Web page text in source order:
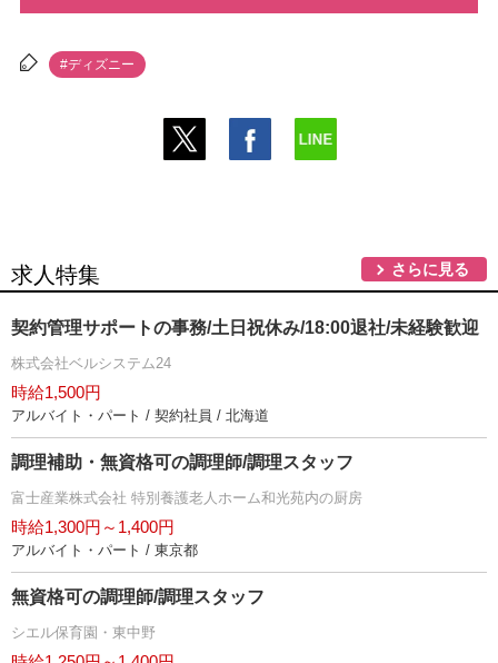
#ディズニー
求人特集 さらに見る
契約管理サポートの事務/土日祝休み/18:00退社/未経験歓迎
株式会社ベルシステム24
時給1,500円
アルバイト・パート / 契約社員 / 北海道
調理補助・無資格可の調理師/調理スタッフ
富士産業株式会社 特別養護老人ホーム和光苑内の厨房
時給1,300円～1,400円
アルバイト・パート / 東京都
無資格可の調理師/調理スタッフ
シエル保育園・東中野